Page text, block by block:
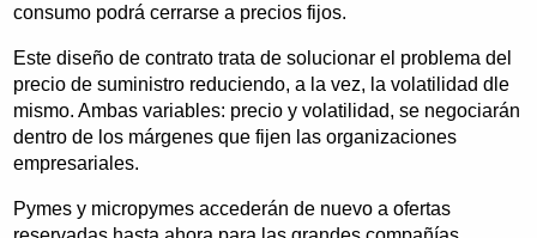
consumo podrá cerrarse a precios fijos.
Este diseño de contrato trata de solucionar el problema del
precio de suministro reduciendo, a la vez, la volatilidad dle
mismo. Ambas variables: precio y volatilidad, se negociarán
dentro de los márgenes que fijen las organizaciones
empresariales.
Pymes y micropymes accederán de nuevo a ofertas